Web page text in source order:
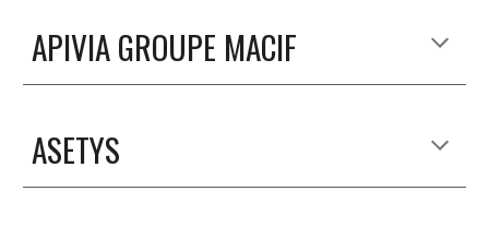
APIVIA GROUPE MACIF
ASETYS